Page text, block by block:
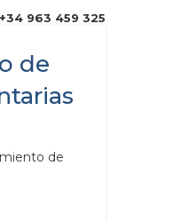
+34 963 459 325
de
de